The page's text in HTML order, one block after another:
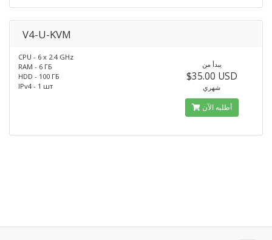
V4-U-KVM
CPU - 6 x 2.4 GHz
RAM - 6 ГБ
HDD - 100 ГБ
IPv4 - 1 шт
يبدأ من
$35.00 USD
شهري
أطلبه الآن